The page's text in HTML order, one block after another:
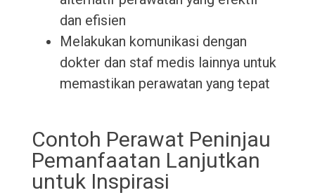
dan efisien
Melakukan komunikasi dengan
dokter dan staf medis lainnya untuk
memastikan perawatan yang tepat
Contoh Perawat Peninjau
Pemanfaatan Lanjutkan
untuk Inspirasi